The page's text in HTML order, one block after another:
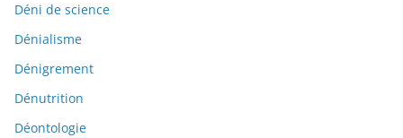
Déni de science
Dénialisme
Dénigrement
Dénutrition
Déontologie